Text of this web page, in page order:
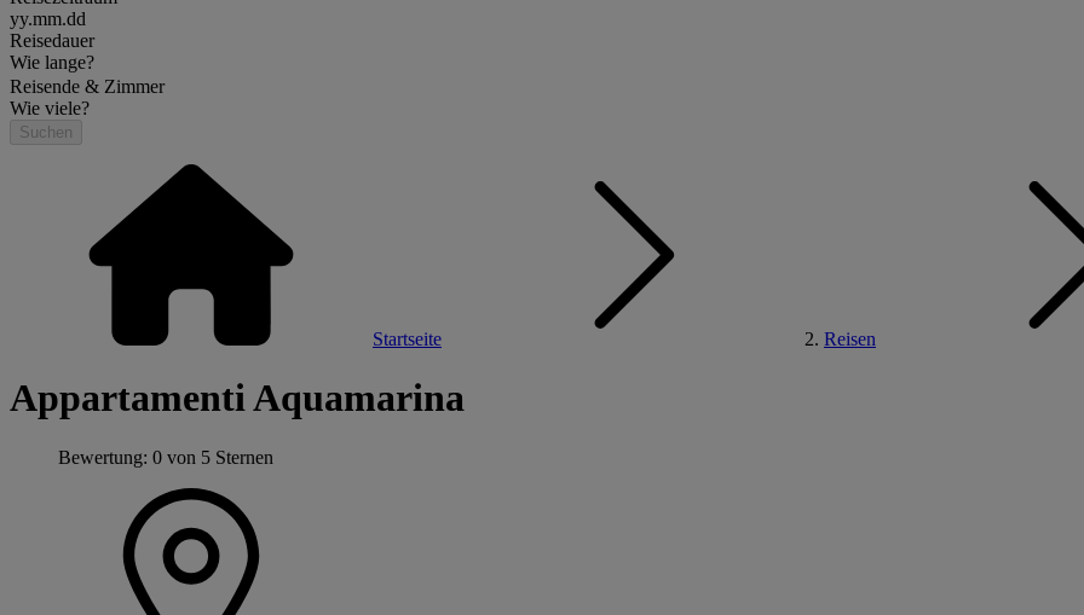
yy.mm.dd
Reisedauer
Wie lange?
Reisende & Zimmer
Wie viele?
Suchen
Startseite Reisen
Appartamenti Aquamarina
Bewertung: 0 von 5 Sternen